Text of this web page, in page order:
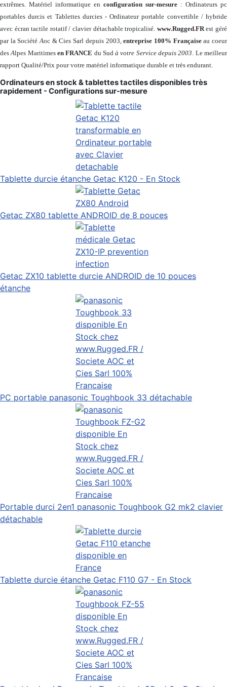
extrêmes. Matériel informatique en configuration sur-mesure : Ordinateurs pc
portables durcis et Tablettes durcies - Ordinateur portable convertible / hybride
avec écran tactile rotatif / clavier détachable tropicalisé. www.Rugged.FRest géré
par la SociétéAoc & Cies Sarl depuis 2003,entreprise 100% Françaiseau coeur
desAlpes Maritimes en FRANCE du Sudà votre Service depuis 2003. Le meilleur
rapport Qualité/Prix pour votre matériel informatique durable et très endurant.
Ordinateurs en stock & tablettes tactiles disponibles très
rapidement - Configurations sur-mesure
Tablette durcie étanche Getac K120 - En Stock
Getac ZX80 tablette ANDROID de 8 pouces
Getac ZX10 tablette durcie ANDROID de 10 pouces
étanche
PC portable panasonic Toughbook 33 détachable
Portable durci 2en1 panasonic Toughbook G2 mk2 clavier
détachable
Tablette durcie étanche Getac F110 G7 - En Stock